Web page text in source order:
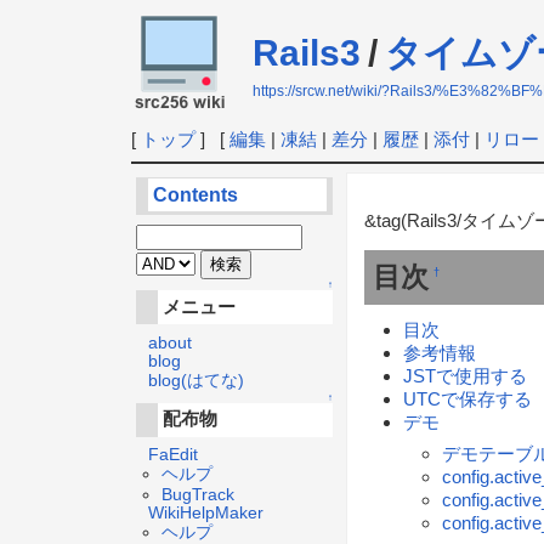
Rails3 / タイム
https://srcw.net/wiki/?Rails3/
[ トップ] [ 編集| 凍結| 差分 | 履歴| 添付| リロー
&tag(Rails3/タイムゾ
目次 †
目次
参考情報
JSTで使用する
UTCで保存する
デモ
デモテーブ
Contents
↑
メニュー
about
blog
blog(はてな)
↑
配布物
FaEdit
ヘルプ
BugTrack
WikiHelpMaker
ヘルプ